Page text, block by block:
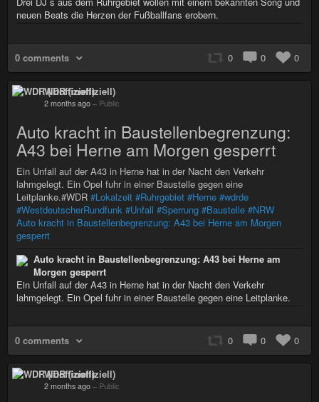
neuen Beats die Herzen der Fußballfans erobern.
0 comments 0 0 0
WDR (inoffiziell)
2 months ago – Public
Auto kracht in Baustellenbegrenzung:
A43 bei Herne am Morgen gesperrt
Ein Unfall auf der A43 in Herne hat in der Nacht den Verkehr
lahmgelegt. Ein Opel fuhr in einer Baustelle gegen eine
Leitplanke.#WDR #Lokalzeit #Ruhrgebiet #Herne #wdrde
#WestdeutscherRundfunk #Unfall #Sperrung #Baustelle #NRW
Auto kracht in Baustellenbegrenzung: A43 bei Herne am Morgen
gesperrt
Auto kracht in Baustellenbegrenzung: A43 bei Herne am
Morgen gesperrt
Ein Unfall auf der A43 in Herne hat in der Nacht den Verkehr
lahmgelegt. Ein Opel fuhr in einer Baustelle gegen eine Leitplanke.
0 comments 0 0 0
WDR (inoffiziell)
2 months ago – Public